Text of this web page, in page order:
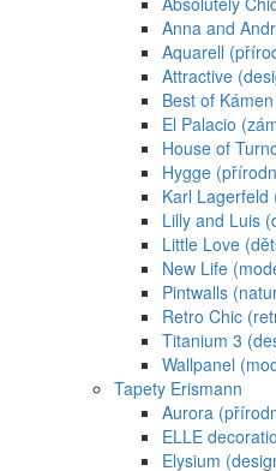
Anna and
Aquarell
Attractive
Best of
El Palacio
House of
Hygge
Karl Lagerfeld
Lilly and Luis
Little Love
New Life
Pintwalls
Retro Chic
Titanium 3
Wallpanel
Tapety Erismann
Aurora
ELLE
Elysium